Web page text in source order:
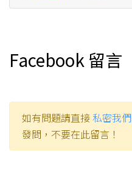
Facebook 留言
如有問題請直接私密我們
發問，不要在此留言！